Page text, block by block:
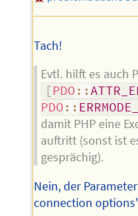
Tach!
Evtl. hilft es auch
[PDO ::
PDO ::
damit PHP eine
auftritt (sonst ist
gesprächig).
Nein, der
connection